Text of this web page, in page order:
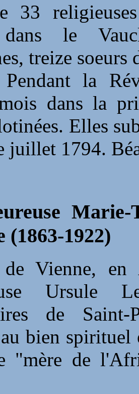
33
le
treize
Pendant la
dans la
Elles
juillet 1794.
Marie-
(1863-1922)
de Vienne,
Ursule
de Saint-
bien
"mère de